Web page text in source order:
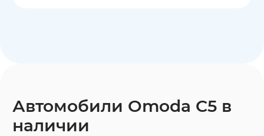
Автомобили Omoda C5 в
наличии